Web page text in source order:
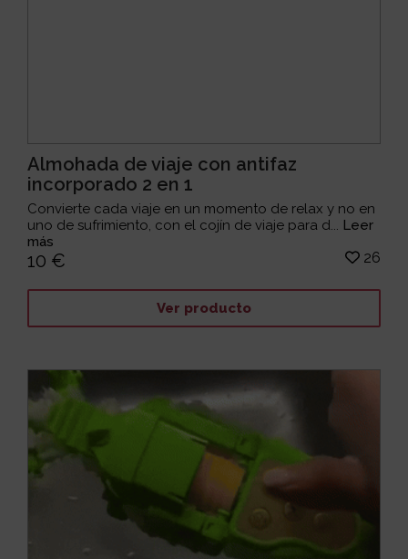
Almohada de viaje con antifaz
incorporado 2 en 1
Convierte cada viaje en un momento de relax y no en
uno de sufrimiento, con el cojín de viaje para d... Leer
más
10 € 26
Ver producto